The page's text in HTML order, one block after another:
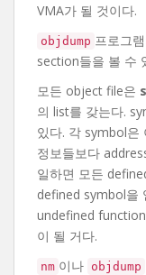
VMA가 될 것이다.
objdump 프로그
section들을 볼 수
모든 object file은
의 list를 갖는다.
있다. 각 symbol은
정보들보다
일하면 모든
defined symbol을
undefined
이 될 거다.
nm 이나 objdump